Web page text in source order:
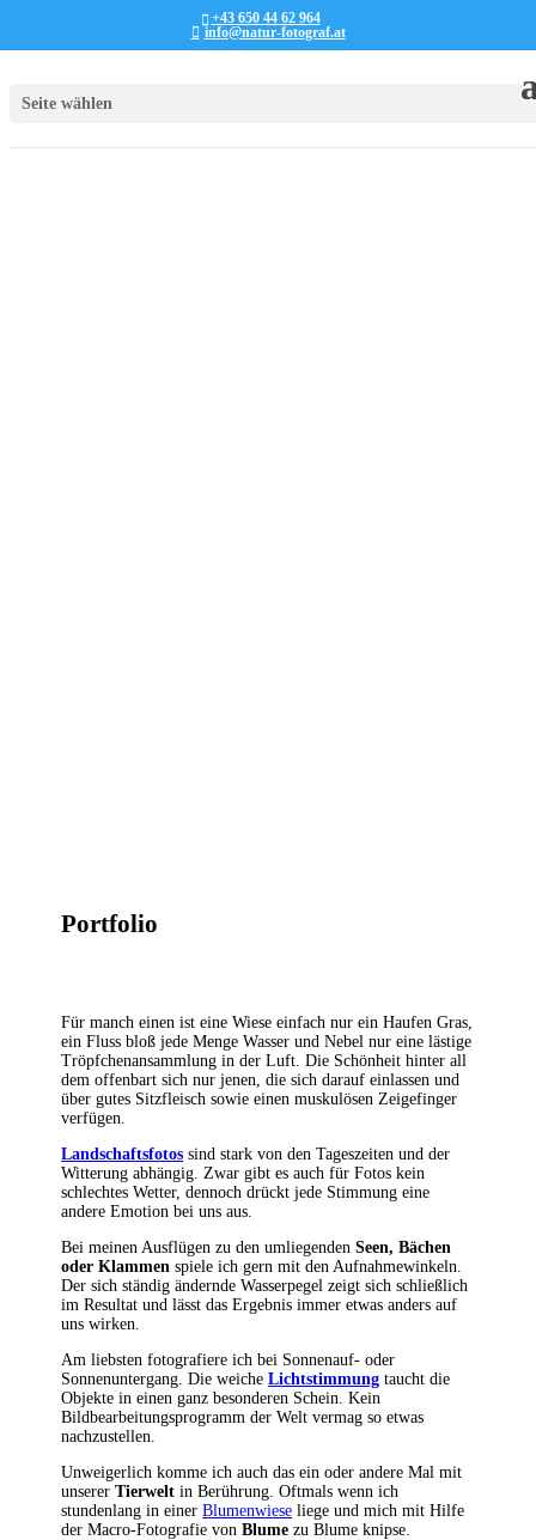
+43 650 44 62 964
info@natur-fotograf.at
Seite wählen
Portfolio
Für manch einen ist eine Wiese einfach nur ein Haufen Gras,
ein Fluss bloß jede Menge Wasser und Nebel nur eine lästige
Tröpfchenansammlung in der Luft. Die Schönheit hinter all
dem offenbart sich nur jenen, die sich darauf einlassen und
über gutes Sitzfleisch sowie einen muskulösen Zeigefinger
verfügen.
Landschaftsfotos sind stark von den Tageszeiten und der
Witterung abhängig. Zwar gibt es auch für Fotos kein
schlechtes Wetter, dennoch drückt jede Stimmung eine
andere Emotion bei uns aus.
Bei meinen Ausflügen zu den umliegendenSeen, Bächen
oder Klammen spiele ich gern mit den Aufnahmewinkeln.
Der sich ständig ändernde Wasserpegel zeigt sich schließlich
im Resultat und lässt das Ergebnis immer etwas anders auf
uns wirken.
Am liebsten fotografiere ich bei Sonnenauf- oder
Sonnenuntergang. Die weicheLichtstimmung taucht die
Objekte in einen ganz besonderen Schein. Kein
Bildbearbeitungsprogramm der Welt vermag so etwas
nachzustellen.
Unweigerlich komme ich auch das ein oder andere Mal mit
unsererTierwelt in Berührung. Oftmals wenn ich
stundenlang in einerBlumenwiese liege und mich mit Hilfe
der Macro-Fotografie vonBlume zu Blume knipse.